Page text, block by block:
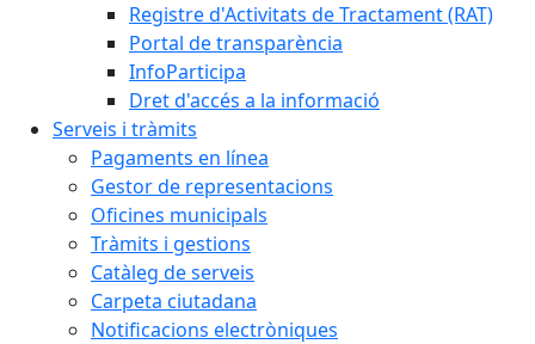
Registre d'Activitats de Tractament (RAT)
Portal de transparència
InfoParticipa
Dret d'accés a la informació
Serveis i tràmits
Pagaments en línea
Gestor de representacions
Oficines municipals
Tràmits i gestions
Catàleg de serveis
Carpeta ciutadana
Notificacions electròniques